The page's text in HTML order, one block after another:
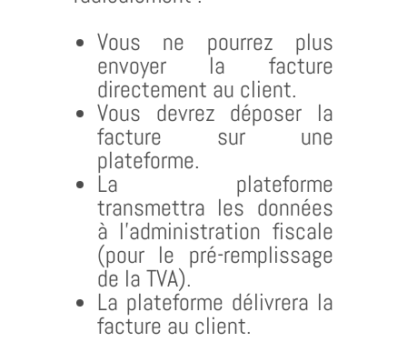
Vous ne pourrez plus
envoyer la facture
directement au client.
Vous devrez déposer la
facture sur une
plateforme.
La plateforme
transmettra les données
à l’administration fiscale
(pour le pré-remplissage
de la TVA).
La plateforme délivrera la
facture au client.